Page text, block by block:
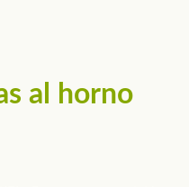
al horno